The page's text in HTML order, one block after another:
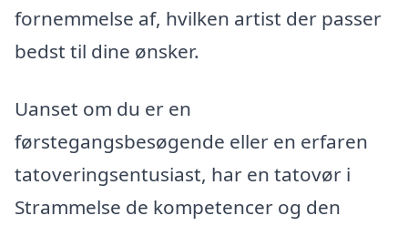
fornemmelse af, hvilken artist der passer
bedst til dine ønsker.
Uanset om du er en
førstegangsbesøgende eller en erfaren
tatoveringsentusiast, har en tatovør i
Strammelse de kompetencer og den